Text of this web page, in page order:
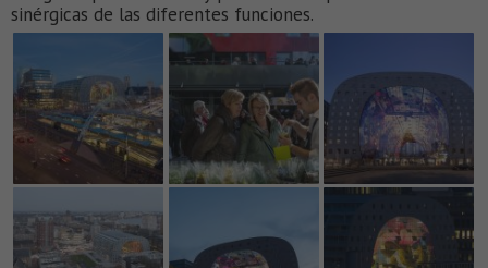
sinérgicas de las diferentes funciones.